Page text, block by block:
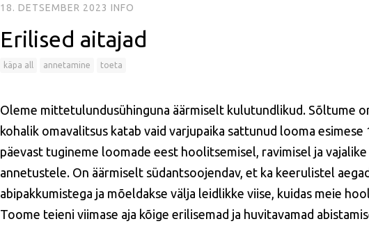
18. DETSEMBER 2023 INFO
Erilised aitajad
käpa all annetamine toeta
Oleme mittetulundusühinguna äärmiselt kulutundlikud. Sõltume
kohalik omavalitsus katab vaid varjupaika sattunud looma esimese
päevast tugineme loomade eest hoolitsemisel, ravimisel ja
annetustele. On äärmiselt südantsoojendav, et ka keerulistel
abipakkumistega ja mõeldakse välja leidlikke viise, kuidas meie
Toome teieni viimase aja kõige erilisemad ja huvitavamad